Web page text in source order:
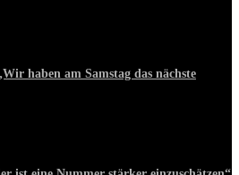
haben am Samstag das nächste